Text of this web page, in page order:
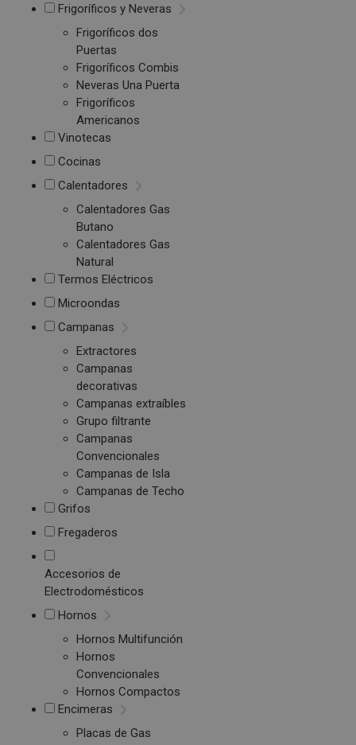
Frigoríficos y Neveras
Frigoríficos dos
Puertas
Frigoríficos Combis
Neveras Una Puerta
Frigoríficos
Americanos
Vinotecas
Cocinas
Calentadores
Calentadores Gas
Butano
Calentadores Gas
Natural
Termos Eléctricos
Microondas
Campanas
Extractores
Campanas
decorativas
Campanas extraíbles
Grupo filtrante
Campanas
Convencionales
Campanas de Isla
Campanas de Techo
Grifos
Fregaderos
Accesorios de
Electrodomésticos
Hornos
Hornos Multifunción
Hornos
Convencionales
Hornos Compactos
Encimeras
Placas de Gas